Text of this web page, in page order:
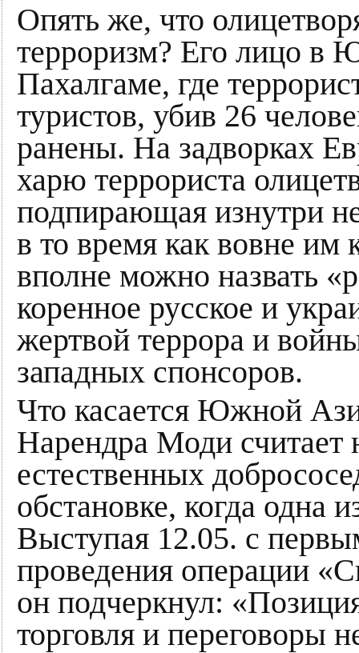
Опять же, что
терроризм? Его лицо в
Пахалгаме, где
туристов, убив 26
ранены. На задворках
харю террориста
подпирающая изнутри
в то время как вовне
вполне можно назвать
коренное русское и
жертвой террора и
западных спонсоров.
Что касается Южной
Нарендра Моди
естественных
обстановке, когда одна
Выступая 12.05. с
проведения операции
он подчеркнул:
торговля и переговоры